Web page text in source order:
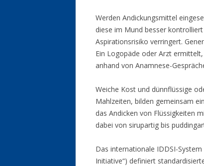
Werden Andickungsmittel
diese im Mund besser
Aspirationsrisiko verringert.
Ein Logopäde oder Arzt
anhand von Anamnese-
Weiche Kost und dünnflüssige
Mahlzeiten, bilden gemeinsam
das Andicken von Flüssigkeiten
dabei von sirupartig bis
Das internationale IDDSI-
Initiative“) definiert